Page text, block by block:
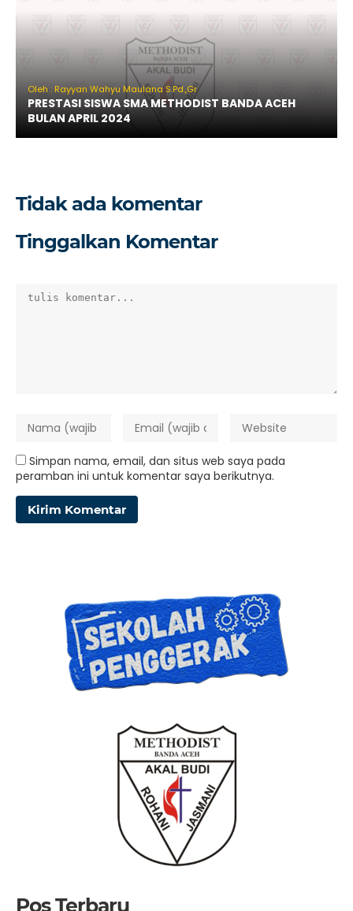
Oleh : Rayyan Wahyu Maulana S.Pd.,Gr
PRESTASI SISWA SMA METHODIST BANDA ACEH
BULAN APRIL 2024
Tidak ada komentar
Tinggalkan Komentar
Simpan nama, email, dan situs web saya pada
peramban ini untuk komentar saya berikutnya.
Pos Terbaru